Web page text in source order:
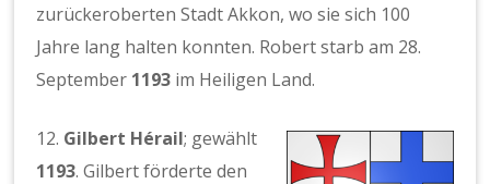
zurückeroberten Stadt Akkon, wo sie sich 100
Jahre lang halten konnten. Robert starb am 28.
September 1193 im Heiligen Land.
12. Gilbert Hérail; gewählt
1193. Gilbert förderte den